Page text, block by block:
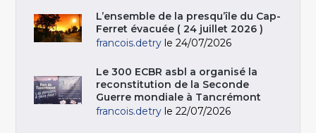
L’ensemble de la presqu’île du Cap-
Ferret évacuée ( 24 juillet 2026 )
francois.detry le 24/07/2026
Le 300 ECBR asbl a organisé la
reconstitution de la Seconde
Guerre mondiale à Tancrémont
francois.detry le 22/07/2026